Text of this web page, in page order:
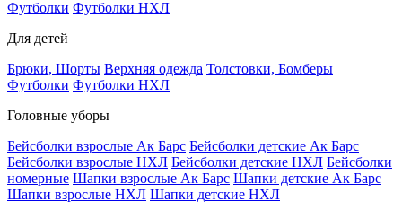
Футболки Футболки НХЛ
Для детей
Брюки, Шорты Верхняя одежда Толстовки, Бомберы
Футболки Футболки НХЛ
Головные уборы
Бейсболки взрослые Ак Барс Бейсболки детские Ак Барс
Бейсболки взрослые НХЛ Бейсболки детские НХЛ Бейсболки
номерные Шапки взрослые Ак Барс Шапки детские Ак Барс
Шапки взрослые НХЛ Шапки детские НХЛ